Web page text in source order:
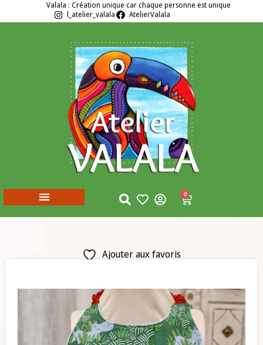
Valala : Création unique car chaque personne est unique
l_atelier_valala
AtelierValala
0
Ajouter aux favoris